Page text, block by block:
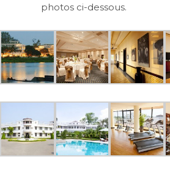
photos ci-dessous.